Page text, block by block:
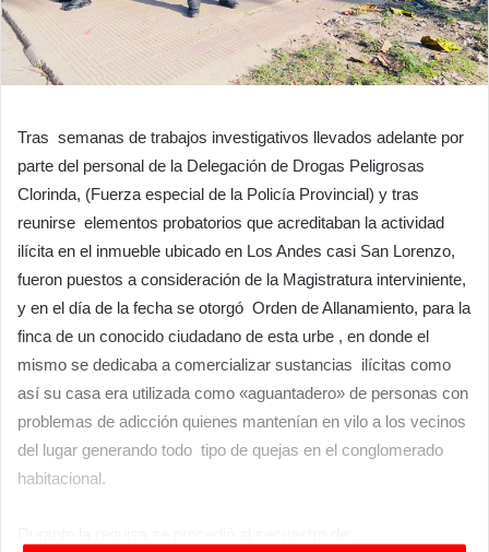
Tras semanas de trabajos investigativos llevados adelante por
parte del personal de la Delegación de Drogas Peligrosas
Clorinda, (Fuerza especial de la Policía Provincial) y tras
reunirse elementos probatorios que acreditaban la actividad
ilícita en el inmueble ubicado en Los Andes casi San Lorenzo,
fueron puestos a consideración de la Magistratura interviniente,
y en el día de la fecha se otorgó Orden de Allanamiento, para la
finca de un conocido ciudadano de esta urbe , en donde el
mismo se dedicaba a comercializar sustancias ilícitas como
así su casa era utilizada como «aguantadero» de personas con
problemas de adicción quienes mantenían en vilo a los vecinos
del lugar generando todo tipo de quejas en el conglomerado
habitacional.